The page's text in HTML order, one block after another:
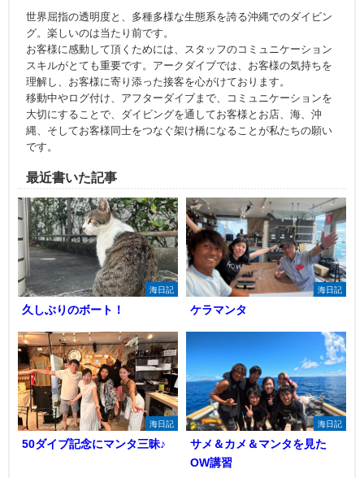
世界屈指の透明度と、多種多様な生態系を誇る沖縄でのダイビン
グ。楽しいのは当たり前です。
お客様に感動して頂くためには、スタッフのコミュニケーション
スキルがとても重要です。アークダイブでは、お客様の気持ちを
理解し、お客様に寄り添った接客を心がけております。
移動中やログ付け、アフターダイブまで、コミュニケーションを
大切にすることで、ダイビングを通してお客様とお店、海、沖
縄、そしてお客様同士をつなぐ架け橋になることが私たちの願い
です。
最近書いた記事
海日記
久しぶりのボート！
海日記
ケラマンタ
海日記
50ダイブ記念にマンタ三昧♪
海日記
サメ＆カメ＆マンタを見た
OW講習